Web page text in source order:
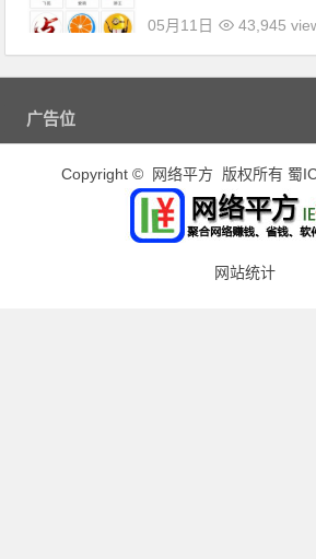
05月11日 43,945
广告位
Copyright © 网络平方 版权所有 蜀
网站统计